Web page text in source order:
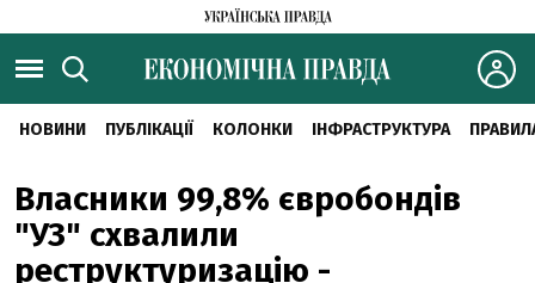
НОВИНИ ПУБЛІКАЦІЇ КОЛОНКИ ІНФРАСТРУКТУРА
Власники 99,8% євробондів
"УЗ" схвалили
реструктуризацію -